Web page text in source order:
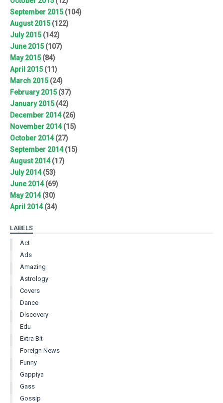
September 2015(104)
August 2015(122)
July 2015(142)
June 2015(107)
May 2015(84)
April 2015(11)
March 2015(24)
February 2015(37)
January 2015(42)
December 2014(26)
November 2014(15)
October 2014(27)
September 2014(15)
August 2014(17)
July 2014(53)
June 2014(69)
May 2014(30)
April 2014(34)
LABELS
Act
Ads
Amazing
Astrology
Covers
Dance
Discovery
Edu
Extra Bit
Foreign News
Funny
Gappiya
Gass
Gossip